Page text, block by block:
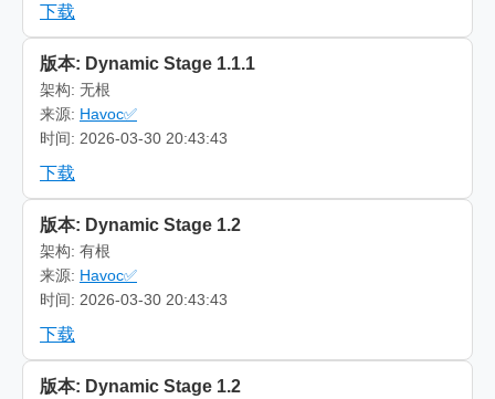
下载
版本: Dynamic Stage 1.1.1
架构: 无根
来源: Havoc✅
时间: 2026-03-30 20:43:43
下载
版本: Dynamic Stage 1.2
架构: 有根
来源: Havoc✅
时间: 2026-03-30 20:43:43
下载
版本: Dynamic Stage 1.2